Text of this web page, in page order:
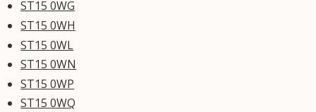
ST15 0WG
ST15 0WH
ST15 0WL
ST15 0WN
ST15 0WP
ST15 0WQ